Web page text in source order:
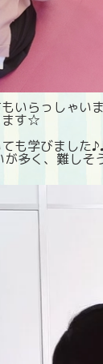
いらっしゃい
ます☆
も学びました
が多く、難しそ